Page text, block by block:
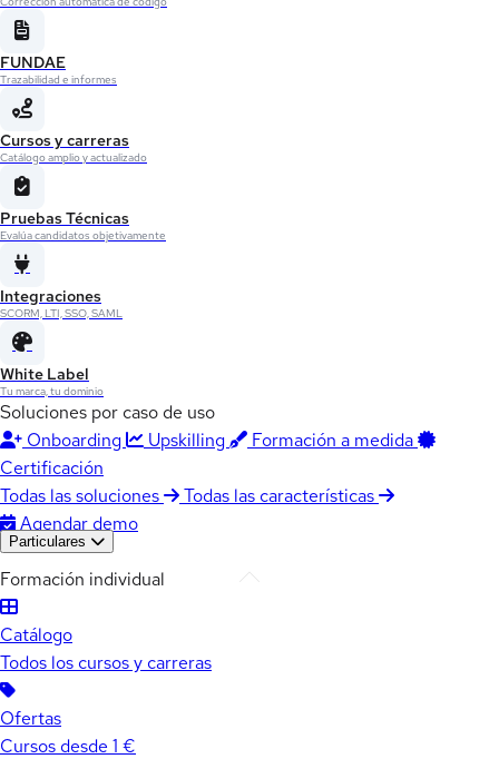
FUNDAE
Trazabilidad e informes
Cursos y carreras
Catálogo amplio y actualizado
Pruebas Técnicas
Evalúa candidatos objetivamente
Integraciones
SCORM, LTI, SSO, SAML
White Label
Tu marca, tu dominio
Soluciones por caso de uso
Onboarding
Upskilling
Formación a medida
Certificación
Todas las soluciones
Todas las características
Agendar demo
Particulares
Formación individual
Catálogo
Todos los cursos y carreras
Ofertas
Cursos desde 1 €